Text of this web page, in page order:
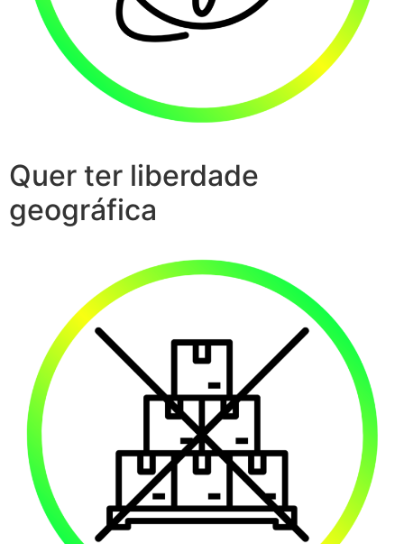
Quer ter liberdade
geográfica